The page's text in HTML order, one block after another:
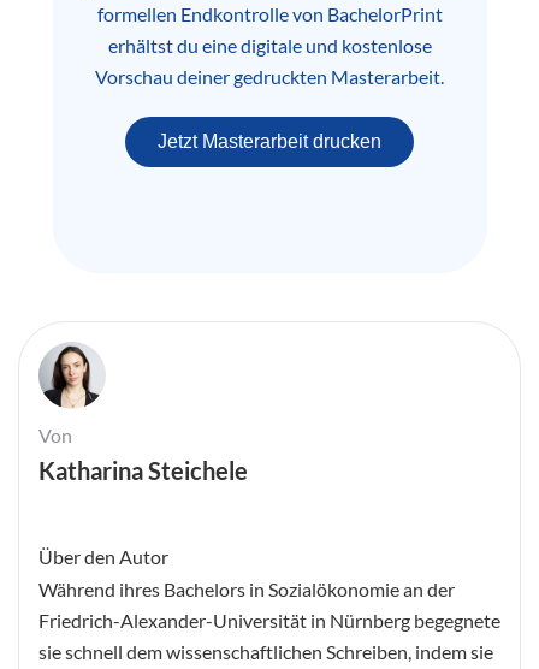
formellen Endkontrolle von BachelorPrint
erhältst du eine digitale und kostenlose
Vorschau deiner gedruckten Masterarbeit.
Jetzt Masterarbeit drucken
Von
Katharina Steichele
Über den Autor
Während ihres Bachelors in Sozialökonomie an der
Friedrich-Alexander-Universität in Nürnberg begegnete
sie schnell dem wissenschaftlichen Schreiben, indem sie